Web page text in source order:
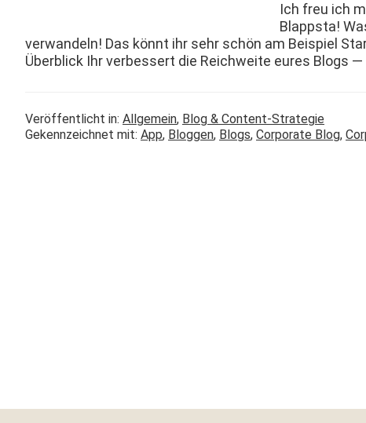
Ich freu ich
Blapp­s­ta!
ver­wan­deln! Das kön­nt ihr sehr schön am Beispiel
Überblick Ihr verbessert die Reich­weite eures Blogs
Veröffentlicht in: Allgemein, Blog & Content-Strategie
Gekennzeichnet mit: App, Bloggen, Blogs, Corporate Blog,